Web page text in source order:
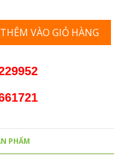
THÊM VÀO GIỎ HÀNG
PHẨM